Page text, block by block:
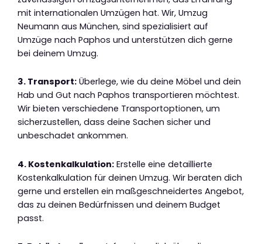
mit internationalen Umzügen hat. Wir, Umzug
Neumann aus München, sind spezialisiert auf
Umzüge nach Paphos und unterstützen dich gerne
bei deinem Umzug.
3. Transport: Überlege, wie du deine Möbel und dein
Hab und Gut nach Paphos transportieren möchtest.
Wir bieten verschiedene Transportoptionen, um
sicherzustellen, dass deine Sachen sicher und
unbeschadet ankommen.
4. Kostenkalkulation: Erstelle eine detaillierte
Kostenkalkulation für deinen Umzug. Wir beraten dich
gerne und erstellen ein maßgeschneidertes Angebot,
das zu deinen Bedürfnissen und deinem Budget
passt.